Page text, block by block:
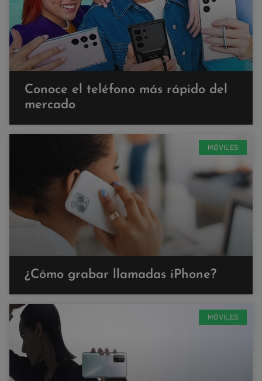
Conoce el teléfono más rápido del
mercado
MÓVILES
¿Cómo grabar llamadas iPhone?
MÓVILES